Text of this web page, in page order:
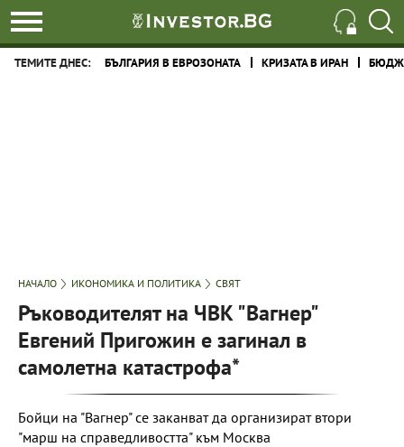
ТЕМИТЕ ДНЕС: БЪЛГАРИЯ В ЕВРОЗОНАТА КРИЗАТА В ИРАН
НАЧАЛО ИКОНОМИКА И ПОЛИТИКА СВЯТ
Ръководителят на ЧВК "Вагнер"
Евгений Пригожин е загинал в
самолетна катастрофа*
Бойци на "Вагнер" се заканват да организират втори
"марш на справедливостта" към Москва